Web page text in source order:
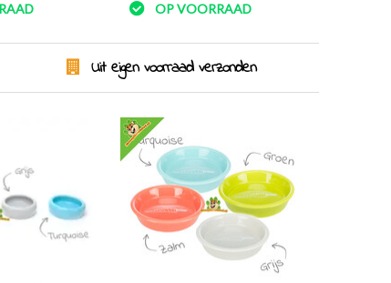
OP VOORRAAD
Uit eigen voorraad verzonden